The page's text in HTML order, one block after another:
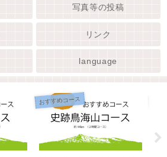
写真等の投稿
リンク
language
おすすめコース